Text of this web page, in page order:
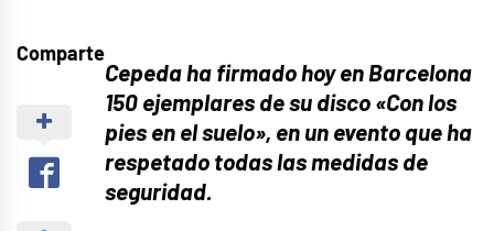
Comparte
Cepeda ha firmado hoy en Barcelona
150 ejemplares de su disco «Con los
pies en el suelo», en un evento que ha
respetado todas las medidas de
seguridad.